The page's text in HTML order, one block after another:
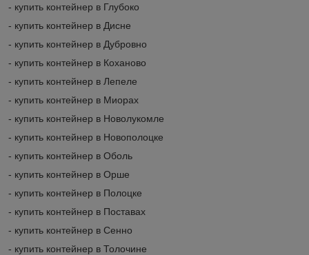
- купить контейнер в Глубоко
- купить контейнер в Дисне
- купить контейнер в Дубровно
- купить контейнер в Коханово
- купить контейнер в Лепеле
- купить контейнер в Миорах
- купить контейнер в Новолукомле
- купить контейнер в Новополоцке
- купить контейнер в Оболь
- купить контейнер в Орше
- купить контейнер в Полоцке
- купить контейнер в Поставах
- купить контейнер в Сенно
- купить контейнер в Толочине